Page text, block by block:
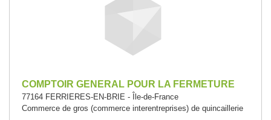
COMPTOIR GENERAL POUR LA FERMETURE
77164 FERRIERES-EN-BRIE - Île-de-France
Commerce de gros (commerce interentreprises) de quincaillerie